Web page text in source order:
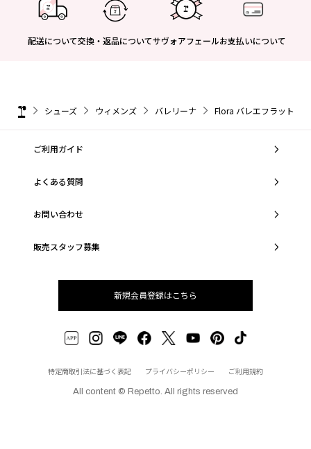
配送について交換・返品についてサヴォアフェールお支払いについて
シューズ ウィメンズ バレリーナ Flora バレエフラット -
ご利用ガイド
よくある質問
お問い合わせ
販売スタッフ募集
新規会員登録はこちら
特定商取引法に基づく表記 プライバシーポリシー ご利用規約
All content © Repetto. All rights reserved